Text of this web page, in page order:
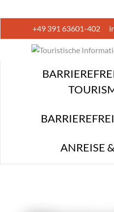
BARRIEREFREI
ANREISE & SERVICE
+49 391 63601-402
ANREISE